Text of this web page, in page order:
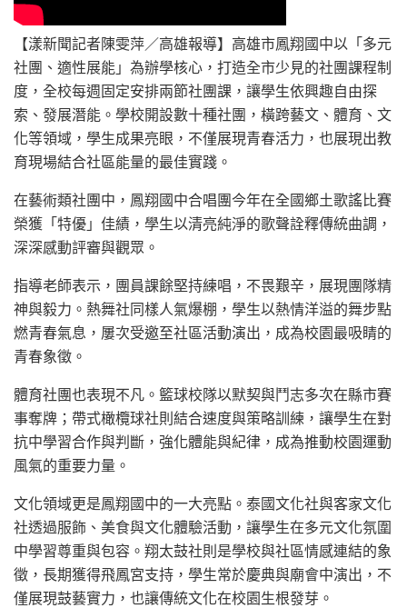
【漾新聞記者陳雯萍／高雄報導】高雄市鳳翔國中以「多元
社團、適性展能」為辦學核心，打造全市少見的社團課程制
度，全校每週固定安排兩節社團課，讓學生依興趣自由探
索、發展潛能。學校開設數十種社團，橫跨藝文、體育、文
化等領域，學生成果亮眼，不僅展現青春活力，也展現出教
育現場結合社區能量的最佳實踐。
在藝術類社團中，鳳翔國中合唱團今年在全國鄉土歌謠比賽
榮獲「特優」佳績，學生以清亮純淨的歌聲詮釋傳統曲調，
深深感動評審與觀眾。
指導老師表示，團員課餘堅持練唱，不畏艱辛，展現團隊精
神與毅力。熱舞社同樣人氣爆棚，學生以熱情洋溢的舞步點
燃青春氣息，屢次受邀至社區活動演出，成為校園最吸睛的
青春象徵。
體育社團也表現不凡。籃球校隊以默契與鬥志多次在縣市賽
事奪牌；帶式橄欖球社則結合速度與策略訓練，讓學生在對
抗中學習合作與判斷，強化體能與紀律，成為推動校園運動
風氣的重要力量。
文化領域更是鳳翔國中的一大亮點。泰國文化社與客家文化
社透過服飾、美食與文化體驗活動，讓學生在多元文化氛圍
中學習尊重與包容。翔太鼓社則是學校與社區情感連結的象
徵，長期獲得飛鳳宮支持，學生常於慶典與廟會中演出，不
僅展現鼓藝實力，也讓傳統文化在校園生根發芽。